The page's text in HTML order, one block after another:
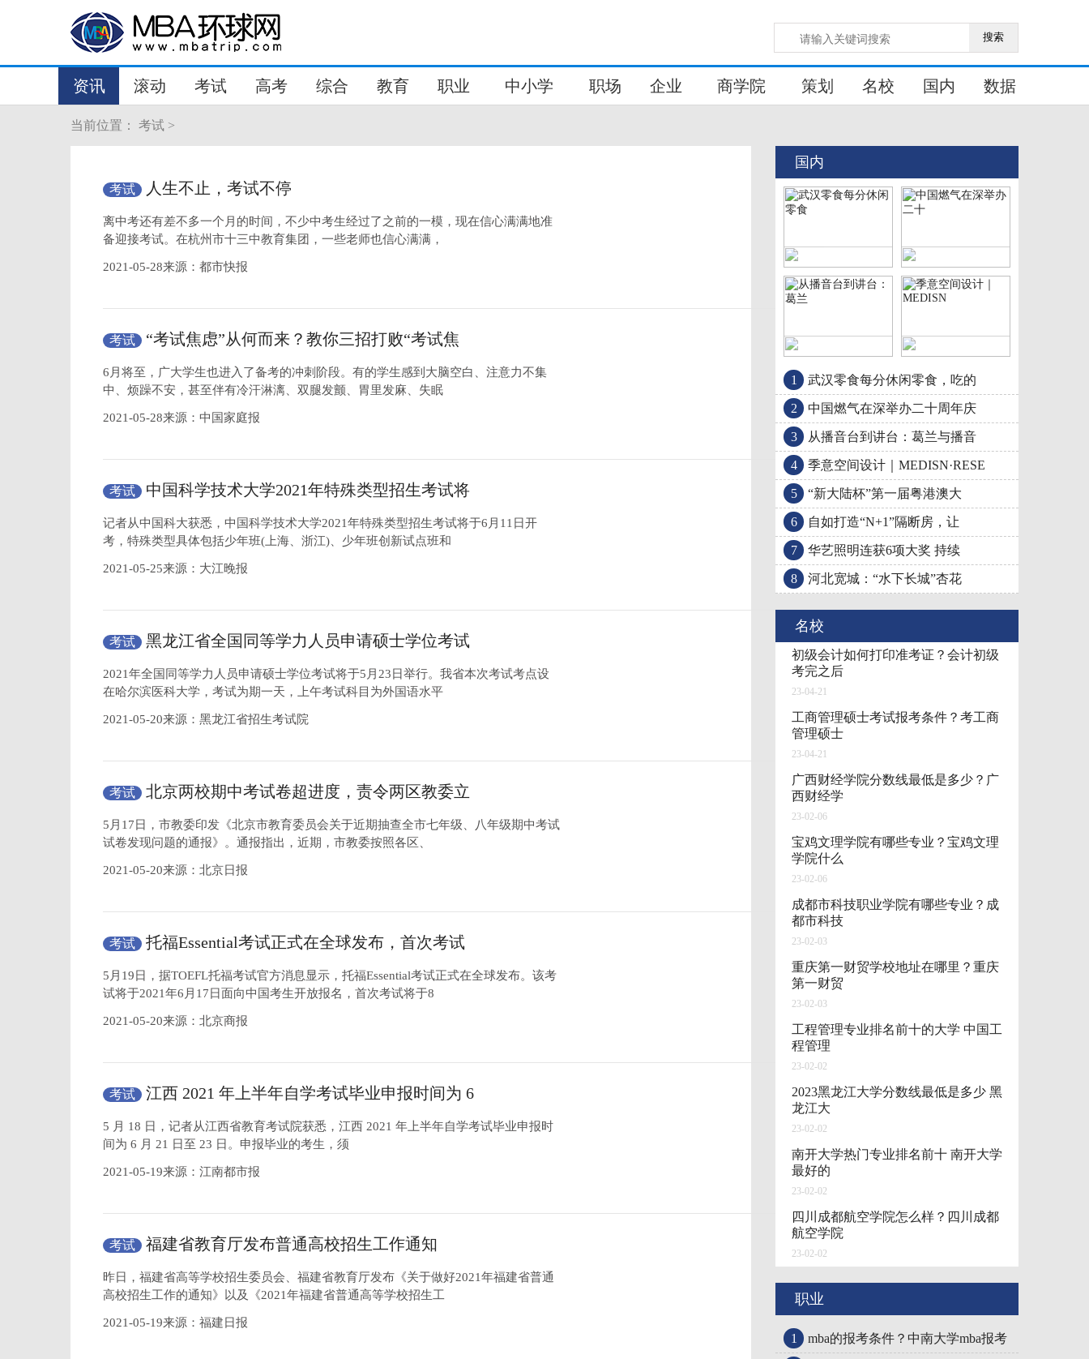
搜索
资讯 滚动 考试 高考 综合 教育 职业 中小学 职场 企业 商学院 策划 名校 国内 数据
当前位置： 考试 >
考试 人生不止，考试不停
离中考还有差不多一个月的时间，不少中考生经过了之前的一模，现在信心满满地准
备迎接考试。在杭州市十三中教育集团，一些老师也信心满满，
2021-05-28来源：都市快报
考试
“考试焦虑”从何而来？教你三招打败“考试焦
虑”
6月将至，广大学生也进入了备考的冲刺阶段。有的学生感到大脑空白、注意力不集
中、烦躁不安，甚至伴有冷汗淋漓、双腿发颤、胃里发麻、失眠
2021-05-28来源：中国家庭报
考试
中国科学技术大学2021年特殊类型招生考试将
于6月11日开考
记者从中国科大获悉，中国科学技术大学2021年特殊类型招生考试将于6月11日开
考，特殊类型具体包括少年班(上海、浙江)、少年班创新试点班和
2021-05-25来源：大江晚报
考试
黑龙江省全国同等学力人员申请硕士学位考试
将于5月23日举行
2021年全国同等学力人员申请硕士学位考试将于5月23日举行。我省本次考试考点设
在哈尔滨医科大学，考试为期一天，上午考试科目为外国语水平
2021-05-20来源：黑龙江省招生考试院
考试
北京两校期中考试卷超进度，责令两区教委立
即整改
5月17日，市教委印发《北京市教育委员会关于近期抽查全市七年级、八年级期中考试
试卷发现问题的通报》。通报指出，近期，市教委按照各区、
2021-05-20来源：北京日报
考试
托福Essential考试正式在全球发布，首次考试
将于8月21日进行
5月19日，据TOEFL托福考试官方消息显示，托福Essential考试正式在全球发布。该考
试将于2021年6月17日面向中国考生开放报名，首次考试将于8
2021-05-20来源：北京商报
考试
江西 2021 年上半年自学考试毕业申报时间为 6
月 21 日至 23 日
5 月 18 日，记者从江西省教育考试院获悉，江西 2021 年上半年自学考试毕业申报时
间为 6 月 21 日至 23 日。申报毕业的考生，须
2021-05-19来源：江南都市报
考试 福建省教育厅发布普通高校招生工作通知
昨日，福建省高等学校招生委员会、福建省教育厅发布《关于做好2021年福建省普通
高校招生工作的通知》以及《2021年福建省普通高等学校招生工
2021-05-19来源：福建日报
国内
从播音台到讲台：葛兰 季意空间设计｜MEDISN
1 武汉零食每分休闲零食，吃的
2 中国燃气在深举办二十周年庆
3 从播音台到讲台：葛兰与播音
4 季意空间设计｜MEDISN·RESE
5 “新大陆杯”第一届粤港澳大
6 自如打造“N+1”隔断房，让
7 华艺照明连获6项大奖 持续
8 河北宽城：“水下长城”杏花
名校
初级会计如何打印准考证？会计初级
考完之后
23-04-21
工商管理硕士考试报考条件？考工商
管理硕士
23-04-21
广西财经学院分数线最低是多少？广
西财经学
23-02-06
宝鸡文理学院有哪些专业？宝鸡文理
学院什么
23-02-06
成都市科技职业学院有哪些专业？成
都市科技
23-02-03
重庆第一财贸学校地址在哪里？重庆
第一财贸
23-02-03
工程管理专业排名前十的大学 中国工
程管理
23-02-02
2023黑龙江大学分数线最低是多少 黑
龙江大
23-02-02
南开大学热门专业排名前十 南开大学
最好的
23-02-02
四川成都航空学院怎么样？四川成都
航空学院
23-02-02
职业
1 mba的报考条件？中南大学mba报考